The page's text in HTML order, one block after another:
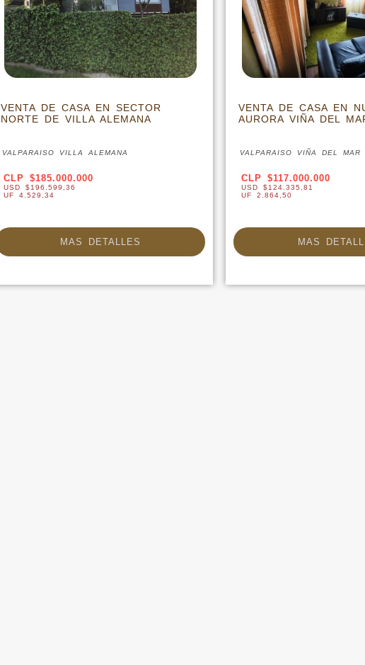
VENTA DE CASA EN SECTOR
NORTE DE VILLA ALEMANA
VALPARAISO VILLA ALEMANA
CLP $185.000.000
USD $196.599,36
UF 4.529,34
MAS DETALLES
VENTA DE CASA EN
AURORA VIÑA DEL
VALPARAISO VIÑA DEL MAR
CLP $117.000.000
USD $124.335,81
UF 2.864,50
MAS